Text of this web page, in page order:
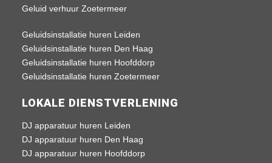
Geluid verhuur Zoetermeer
Geluidsinstallatie huren Leiden
Geluidsinstallatie huren Den Haag
Geluidsinstallatie huren Hoofddorp
Geluidsinstallatie huren Zoetermeer
LOKALE DIENSTVERLENING
DJ apparatuur huren Leiden
DJ apparatuur huren Den Haag
DJ apparatuur huren Hoofddorp